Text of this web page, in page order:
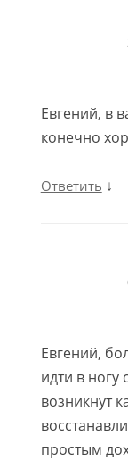
Евгений, в
конечно
Ответить ↓
Евгений,
идти в
возникнут
простым